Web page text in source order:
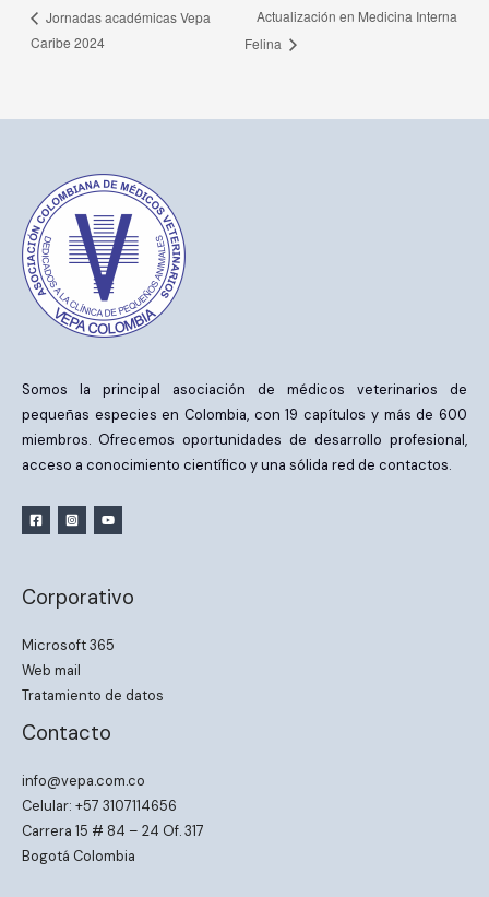
Jornadas académicas Vepa
Caribe 2024
Actualización en Medicina Interna
Felina
Somos la principal asociación de médicos veterinarios de
pequeñas especies en Colombia, con 19 capítulos y más de 600
miembros. Ofrecemos oportunidades de desarrollo profesional,
acceso a conocimiento científico y una sólida red de contactos.
Corporativo
Microsoft 365
Web mail
Tratamiento de datos
Contacto
info@vepa.com.co
Celular: +57 3107114656
Carrera 15 # 84 – 24 Of. 317
Bogotá Colombia